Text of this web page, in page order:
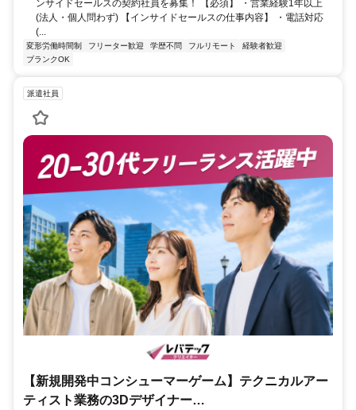
ンサイドセールスの契約社員を募集！ 【必須】 ・営業経験1年以上
(法人・個人問わず) 【インサイドセールスの仕事内容】 ・電話対応
(...
変形労働時間制 フリーター歓迎 学歴不問 フルリモート
経験者歓迎
ブランクOK
派遣社員
【新規開発中コンシューマーゲーム】テクニカルアー
ティスト業務の3Dデザイナー